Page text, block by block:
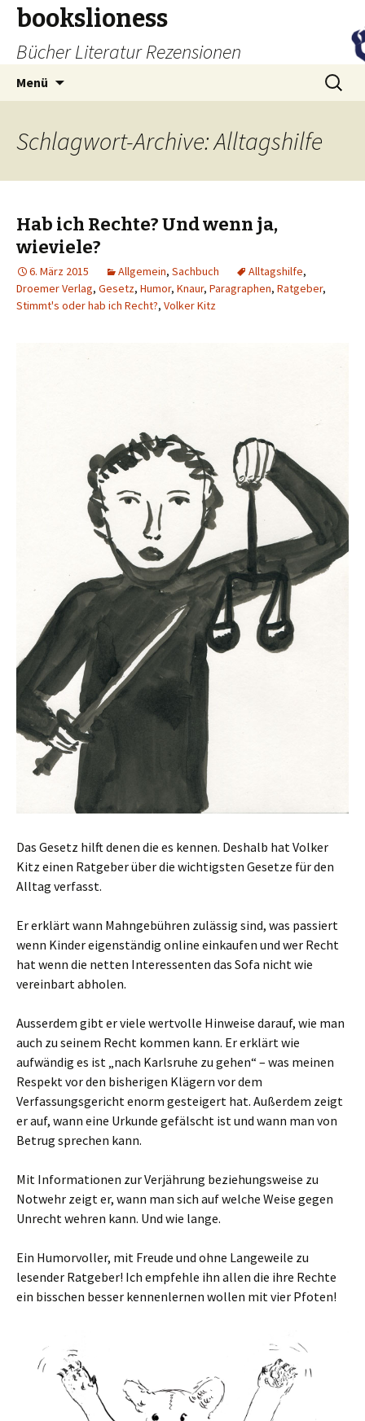
bookslioness
Bücher Literatur Rezensionen
Menü
Suchen
nach:
Schlagwort-Archive: Alltagshilfe
Hab ich Rechte? Und wenn ja,
wieviele?
6. März 2015 Allgemein, Sachbuch Alltagshilfe,
Droemer Verlag, Gesetz, Humor, Knaur, Paragraphen, Ratgeber,
Stimmt's oder hab ich Recht?, Volker Kitz
Das Gesetz hilft denen die es kennen. Deshalb hat Volker
Kitz einen Ratgeber über die wichtigsten Gesetze für den
Alltag verfasst.
Er erklärt wann Mahngebühren zulässig sind, was passiert
wenn Kinder eigenständig online einkaufen und wer Recht
hat wenn die netten Interessenten das Sofa nicht wie
vereinbart abholen.
Ausserdem gibt er viele wertvolle Hinweise darauf, wie man
auch zu seinem Recht kommen kann. Er erklärt wie
aufwändig es ist „nach Karlsruhe zu gehen“ – was meinen
Respekt vor den bisherigen Klägern vor dem
Verfassungsgericht enorm gesteigert hat. Außerdem zeigt
er auf, wann eine Urkunde gefälscht ist und wann man von
Betrug sprechen kann.
Mit Informationen zur Verjährung beziehungsweise zu
Notwehr zeigt er, wann man sich auf welche Weise gegen
Unrecht wehren kann. Und wie lange.
Ein Humorvoller, mit Freude und ohne Langeweile zu
lesender Ratgeber! Ich empfehle ihn allen die ihre Rechte
ein bisschen besser kennenlernen wollen mit vier Pfoten!